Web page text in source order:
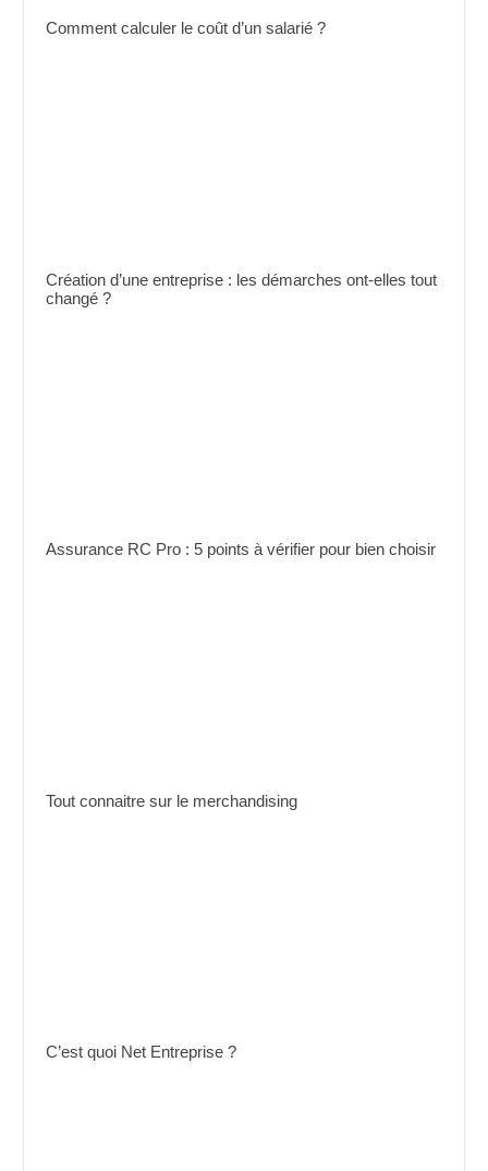
Comment calculer le coût d’un salarié ?
Création d’une entreprise : les démarches ont-elles tout
changé ?
Assurance RC Pro : 5 points à vérifier pour bien choisir
Tout connaitre sur le merchandising
C’est quoi Net Entreprise ?